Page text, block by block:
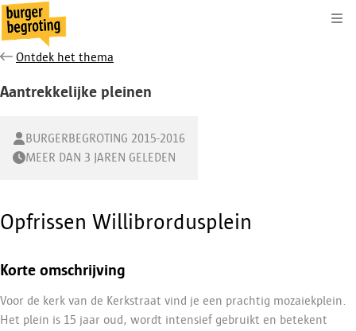
Ontdek het thema
Aantrekkelijke pleinen
BURGERBEGROTING 2015-2016
MEER DAN 3 JAREN GELEDEN
Opfrissen Willibrordusplein
Korte omschrijving
Voor de kerk van de Kerkstraat vind je een prachtig mozaiekplein.
Het plein is 15 jaar oud, wordt intensief gebruikt en betekent